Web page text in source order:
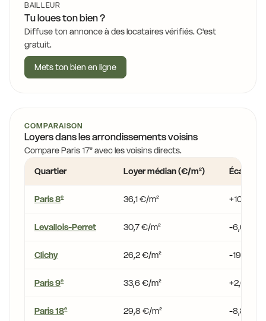
BAILLEUR
Tu loues ton bien ?
Diffuse ton annonce à des locataires vérifiés. C'est
gratuit.
Mets ton bien en ligne
COMPARAISON
Loyers dans les arrondissements voisins
CompareParis 17e avec les voisins directs.
Quartier
Loyer médian (€/m²) Écart vs
Paris 8e 36,1 €/m² +10,4 %
Levallois-Perret 30,7 €/m² -6,0 %
Clichy 26,2 €/m² -19,8 %
Paris 9e 33,6 €/m² +2,6 %
Paris 18e 29,8 €/m² -8,8 %